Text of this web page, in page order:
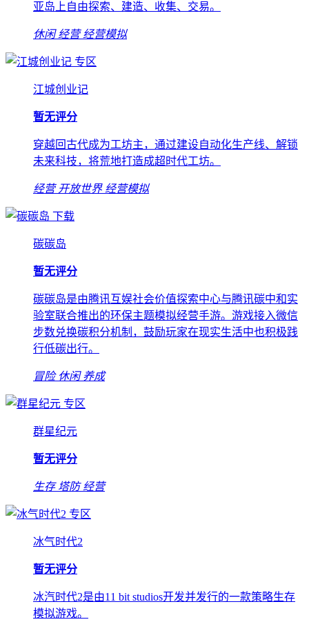
亚岛上自由探索、建造、收集、交易。
休闲 经营 经营模拟
专区
江城创业记
暂无评分
穿越回古代成为工坊主，通过建设自动化生产线、解锁
未来科技，将荒地打造成超时代工坊。
经营 开放世界 经营模拟
下载
碳碳岛
暂无评分
碳碳岛是由腾讯互娱社会价值探索中心与腾讯碳中和实
验室联合推出的环保主题模拟经营手游。游戏接入微信
步数兑换碳积分机制，鼓励玩家在现实生活中也积极践
行低碳出行。
冒险 休闲 养成
专区
群星纪元
暂无评分
生存 塔防 经营
专区
冰气时代2
暂无评分
冰汽时代2是由11 bit studios开发并发行的一款策略生存
模拟游戏。